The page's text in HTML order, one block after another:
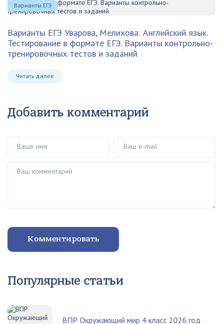
Варианты ЕГЭ Уварова, Мелихова: Английский язык.
Тестирование в формате ЕГЭ. Варианты контрольно-
тренировочных тестов и заданий
Читать далее
Варианты ЕГЭ
Добавить комментарий
Комментировать
Популярные статьи
ВПР Окружающий мир 4 класс 2026 год